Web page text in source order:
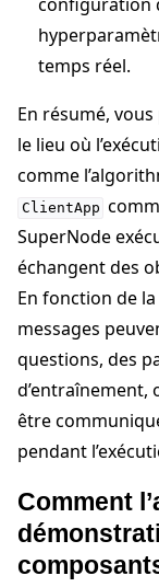
temps réel.
En résumé,
le lieu où
comme
ClientApp
SuperNode
échangent des
En fonction de
messages
questions, des
être
pendant
Comment